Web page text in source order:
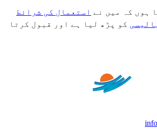
ہوں کہ میں نے استعمال کی شرائط
کو پڑھ لیا ہے اور قبول کرتا